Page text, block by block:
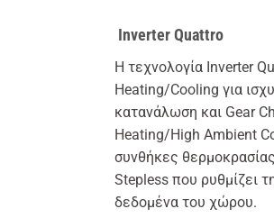
Inverter Quattro
Η τεχνολογία Inverter
Heating/Cooling για
κατανάλωση και Gear
Heating/High Ambient
συνθήκες
Stepless που ρυθμίζει
δεδομένα του χώρου.